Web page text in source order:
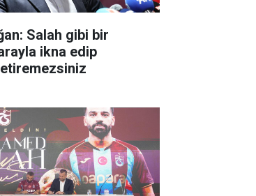
Salah gibi bir
ikna edip